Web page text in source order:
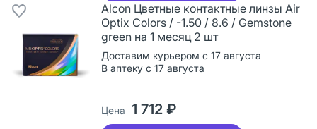
Alcon Цветные контактные линзы Air
Optix Colors / -1.50 / 8.6 / Gemstone
green на 1 месяц 2 шт
Доставим курьером с 17 августа
В аптеку с 17 августа
Цена 1 712 ₽